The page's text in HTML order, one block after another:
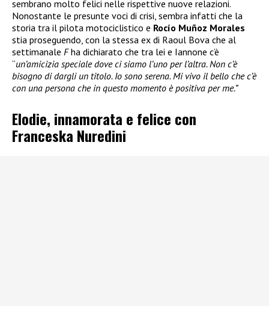
sembrano molto felici nelle rispettive nuove relazioni.
Nonostante le presunte voci di crisi, sembra infatti che la
storia tra il pilota motociclistico e Rocío Muñoz Morales
stia proseguendo, con la stessa ex di Raoul Bova che al
settimanale Fha dichiarato che tra lei e Iannone c’è
“un’amicizia speciale dove ci siamo l’uno per l’altra. Non c’è
bisogno di dargli un titolo. Io sono serena. Mi vivo il bello che c’è
con una persona che in questo momento è positiva per me.”
Elodie, innamorata e felice con
Franceska Nuredini